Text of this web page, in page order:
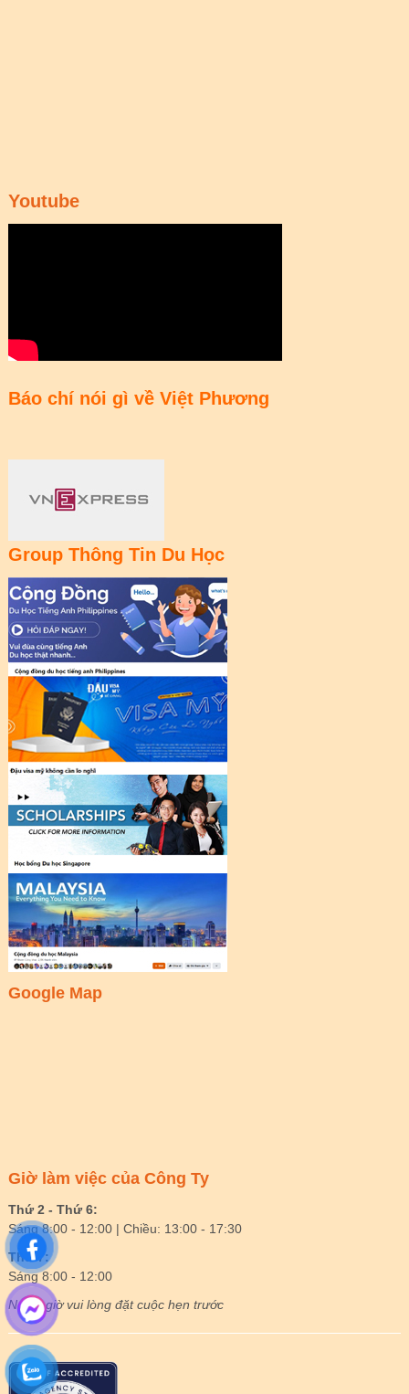
Youtube
Báo chí nói gì về Việt Phương
Group Thông Tin Du Học
Google Map
Giờ làm việc của Công Ty
Thứ 2 - Thứ 6:
Sáng 8:00 - 12:00 | Chiều: 13:00 - 17:30
Thứ 7:
Sáng 8:00 - 12:00
Ngoài giờ vui lòng đặt cuộc hẹn trước